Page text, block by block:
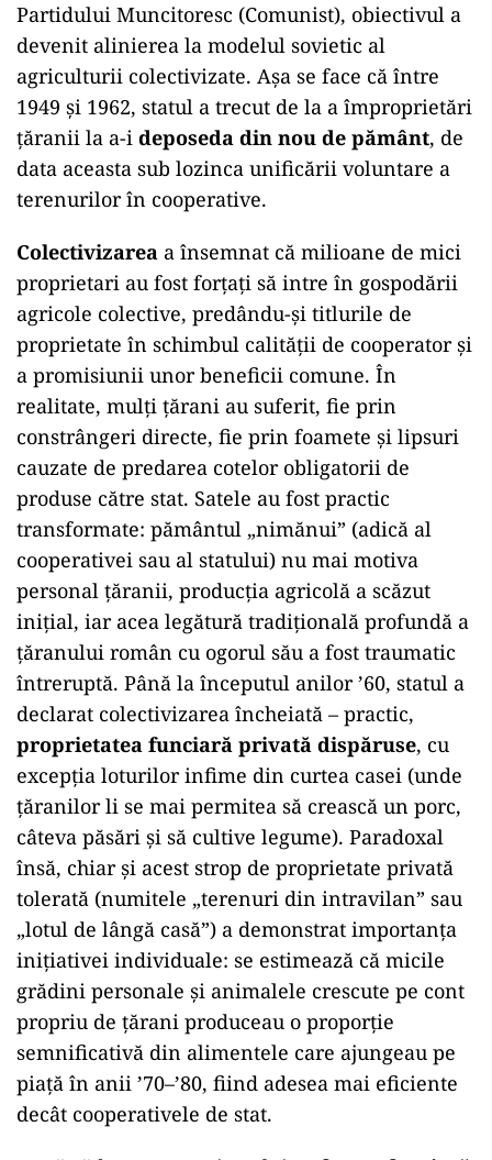
Partidului Muncitoresc (Comunist), obiectivul a
devenit alinierea la modelul sovietic al
agriculturii colectivizate. Așa se face că între
1949 și 1962, statul a trecut de la a împroprietări
țăranii la a-i deposeda din nou de pământ, de
data aceasta sub lozinca unificării voluntare a
terenurilor în cooperative.
Colectivizarea a însemnat că milioane de mici
proprietari au fost forțați să intre în gospodării
agricole colective, predându-și titlurile de
proprietate în schimbul calității de cooperator și
a promisiunii unor beneficii comune. În
realitate, mulți țărani au suferit, fie prin
constrângeri directe, fie prin foamete și lipsuri
cauzate de predarea cotelor obligatorii de
produse către stat. Satele au fost practic
transformate: pământul „nimănui” (adică al
cooperativei sau al statului) nu mai motiva
personal țăranii, producția agricolă a scăzut
inițial, iar acea legătură tradițională profundă a
țăranului român cu ogorul său a fost traumatic
întreruptă. Până la începutul anilor ’60, statul a
declarat colectivizarea încheiată – practic,
proprietatea funciară privată dispăruse, cu
excepția loturilor infime din curtea casei (unde
țăranilor li se mai permitea să crească un porc,
câteva păsări și să cultive legume). Paradoxal
însă, chiar și acest strop de proprietate privată
tolerată (numitele „terenuri din intravilan” sau
„lotul de lângă casă”) a demonstrat importanța
inițiativei individuale: se estimează că micile
grădini personale și animalele crescute pe cont
propriu de țărani produceau o proporție
semnificativă din alimentele care ajungeau pe
piață în anii ’70–’80, fiind adesea mai eficiente
decât cooperativele de stat.